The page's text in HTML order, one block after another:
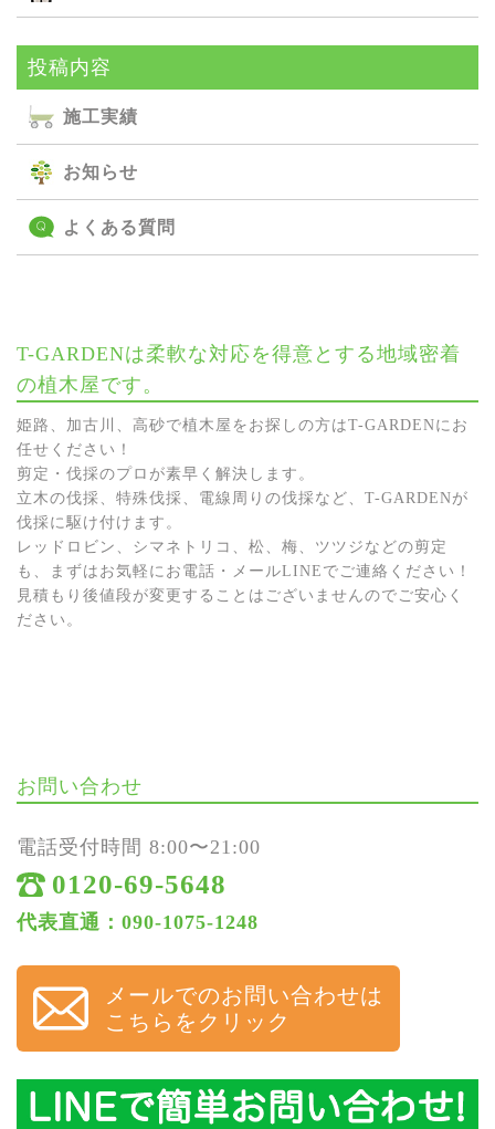
投稿内容
施⼯実績
お知らせ
よくある質問
T-GARDENは柔軟な対応を得意とする地域密着
の植木屋です。
姫路、加古川、高砂で植木屋をお探しの方はT-GARDENにお
任せください！
剪定・伐採のプロが素早く解決します。
立木の伐採、特殊伐採、電線周りの伐採など、T-GARDENが
伐採に駆け付けます。
レッドロビン、シマネトリコ、松、梅、ツツジなどの剪定
も、まずはお気軽にお電話・メールLINEでご連絡ください！
見積もり後値段が変更することはございませんのでご安心く
ださい。
お問い合わせ
電話受付時間 8:00〜21:00
0120-69-5648
代表直通：090-1075-1248
メールでのお問い合わせは
こちらをクリック